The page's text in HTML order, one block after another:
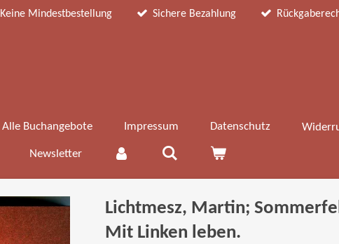
Keine Mindestbestellung Sichere Bezahlung
Alle Buchangebote Impressum Datenschutz
Newsletter
Lichtmesz, Martin;
Mit Linken leben.